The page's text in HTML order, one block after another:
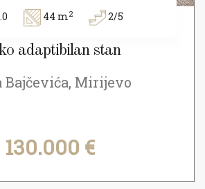
44 m2 2/5
adaptibilan stan
Mirijevo
130.000 €